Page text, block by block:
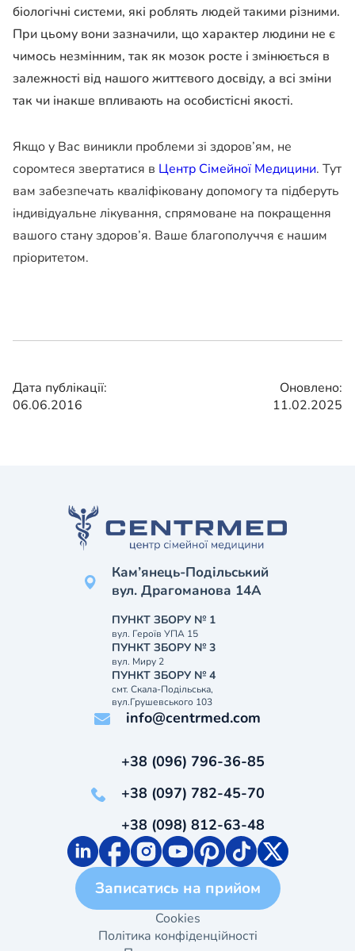
біологічні системи, які роблять людей такими різними.
При цьому вони зазначили, що характер людини не є
чимось незмінним, так як мозок росте і змінюється в
залежності від нашого життєвого досвіду, а всі зміни
так чи інакше впливають на особистісні якості.
Якщо у Вас виникли проблеми зі здоров’ям, не
соромтеся звертатися в Центр Сімейної Медицини. Тут
вам забезпечать кваліфіковану допомогу та підберуть
індивідуальне лікування, спрямоване на покращення
вашого стану здоров’я. Ваше благополуччя є нашим
пріоритетом.
Дата публікації:
06.06.2016
Оновлено:
11.02.2025
Кам’янець-Подільський
вул. Драгоманова 14А
ПУНКТ ЗБОРУ № 1
вул. Героїв УПА 15
ПУНКТ ЗБОРУ № 3
вул. Миру 2
ПУНКТ ЗБОРУ № 4
смт. Скала-Подільська,
вул.Грушевського 103
info@centrmed.com
+38 (096) 796-36-85
+38 (097) 782-45-70
+38 (098) 812-63-48
Записатись на прийом
Cookies
Політика конфіденційності